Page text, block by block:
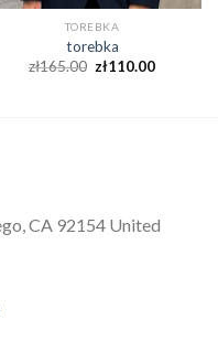
TOREBKA
torebka
zł165.00 zł110.00
CA 92154 United